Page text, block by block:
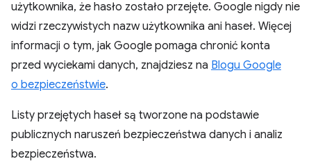
użytkownika, że hasło zostało przejęte. Google nigdy nie
widzi rzeczywistych nazw użytkownika ani haseł. Więcej
informacji o tym, jak Google pomaga chronić konta
przed wyciekami danych, znajdziesz na Blogu Google
o bezpieczeństwie.
Listy przejętych haseł są tworzone na podstawie
publicznych naruszeń bezpieczeństwa danych i analiz
bezpieczeństwa.